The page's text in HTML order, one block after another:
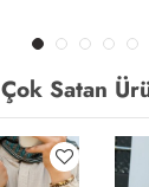
Çok Satan